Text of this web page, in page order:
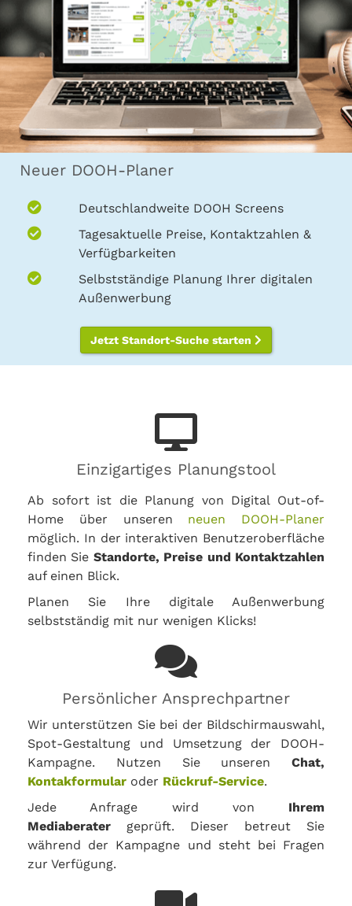
Neuer DOOH-Planer
Deutschlandweite DOOH Screens
Tagesaktuelle Preise, Kontaktzahlen &
Verfügbarkeiten
Selbstständige Planung Ihrer digitalen
Außenwerbung
Jetzt Standort-Suche starten
Einzigartiges Planungstool
Ab sofort ist die Planung von Digital Out-of-
Home über unseren neuen DOOH-Planer
möglich. In der interaktiven Benutzeroberfläche
finden Sie Standorte, Preise und Kontaktzahlen
auf einen Blick.
Planen Sie Ihre digitale Außenwerbung
selbstständig mit nur wenigen Klicks!
Persönlicher Ansprechpartner
Wir unterstützen Sie bei der Bildschirmauswahl,
Spot-Gestaltung und Umsetzung der DOOH-
Kampagne. Nutzen Sie unseren Chat,
Kontakformular oder Rückruf-Service.
Jede Anfrage wird von Ihrem
Mediaberater geprüft. Dieser betreut Sie
während der Kampagne und steht bei Fragen
zur Verfügung.